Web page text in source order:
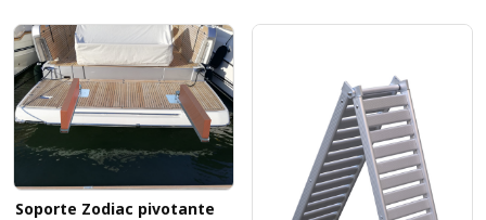
Soporte Zodiac pivotante